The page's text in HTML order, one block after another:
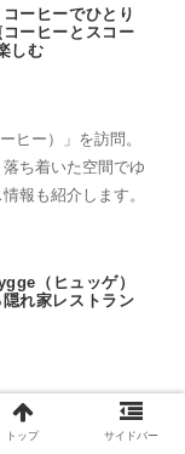
コーヒーでひとり
ーヒーとスコー
しむ
ヒー）」を訪問。
ち着いた空間でゆ
報も紹介します。
（ヒュッゲ）
隠れ家レストラン
問。茶畑に囲まれ
ランチやスイーツ
トップ サイドバー